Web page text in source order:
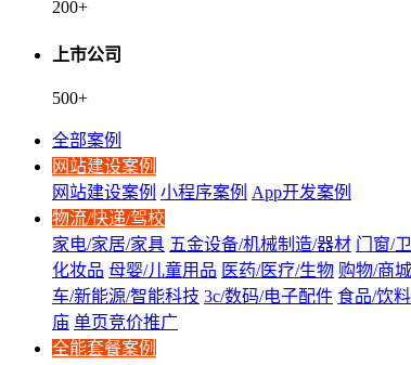
200+
上市公司
500+
全部案例
网站建设案例
网站建设案例 小程序案例 App开发案例
物流/快递/驾校
家电/家居/家具 五金设备/机械制造/器材 门窗/
化妆品 母婴/儿童用品 医药/医疗/生物 购物/商
车/新能源/智能科技 3c/数码/电子配件 食品/饮
庙 单页竞价推广
全能套餐案例